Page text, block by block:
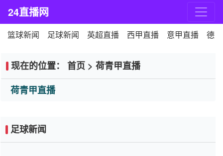
24直播网
篮球新闻 足球新闻 英超直播 西甲直播 意甲直播 德
现在的位置： 首页 > 荷青甲直播
荷青甲直播
足球新闻